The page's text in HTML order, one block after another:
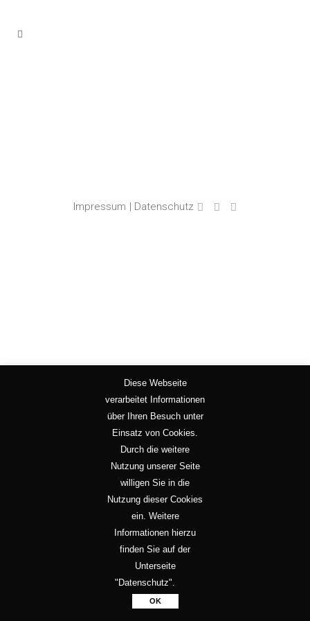
Impressum | Datenschutz
Diese Webseite
verarbeitet Informationen
über Ihren Besuch unter
Einsatz von Cookies.
Durch die weitere
Nutzung unserer Seite
willigen Sie in die
Nutzung dieser Cookies
ein. Weitere
Informationen hierzu
finden Sie auf der
Unterseite
"Datenschutz".
OK